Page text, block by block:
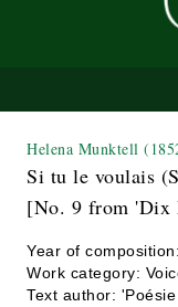
Helena Munktell
Si tu le voulais
[No. 9 from 'Dix
Year of
Work category:
Text author: